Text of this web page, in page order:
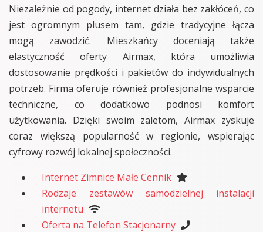
Niezależnie od pogody, internet działa bez zakłóceń, co
jest ogromnym plusem tam, gdzie tradycyjne łącza
mogą zawodzić. Mieszkańcy doceniają także
elastyczność oferty Airmax, która umożliwia
dostosowanie prędkości i pakietów do indywidualnych
potrzeb. Firma oferuje również profesjonalne wsparcie
techniczne, co dodatkowo podnosi komfort
użytkowania. Dzięki swoim zaletom, Airmax zyskuje
coraz większą popularność w regionie, wspierając
cyfrowy rozwój lokalnej społeczności.
Internet Zimnice Małe Cennik
Rodzaje zestawów samodzielnej instalacji
internetu
Oferta na Telefon Stacjonarny